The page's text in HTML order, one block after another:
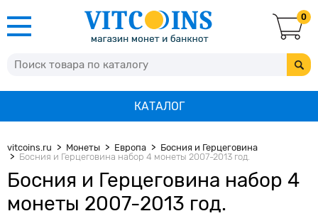
0
КАТАЛОГ
vitcoins.ru Монеты Европа
Босния и Герцеговина
Босния и Герцеговина набор 4 монеты 2007-2013 год.
Босния и Герцеговина набор 4
монеты 2007-2013 год.